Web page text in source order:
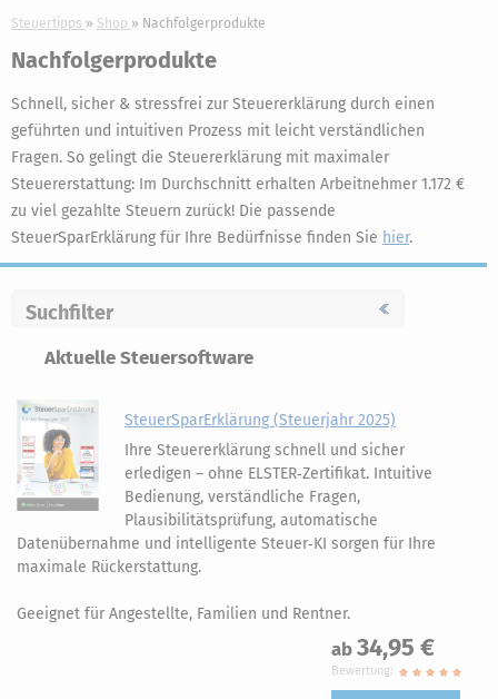
Steuertipps Shop Nachfolgerprodukte
Nachfolgerprodukte
Schnell, sicher & stressfrei zur Steuererklärung durch einen
geführten und intuitiven Prozess mit leicht verständlichen
Fragen. So gelingt die Steuererklärung mit maximaler
Steuererstattung: Im Durchschnitt erhalten Arbeitnehmer 1.172 €
zu viel gezahlte Steuern zurück! Die passende
SteuerSparErklärung für Ihre Bedürfnisse finden Sie hier.
Suchfilter
Aktuelle Steuersoftware
SteuerSparErklärung (Steuerjahr 2025)
Ihre Steuererklärung schnell und sicher
erledigen – ohne ELSTER‑Zertifikat. Intuitive
Bedienung, verständliche Fragen,
Plausibilitätsprüfung, automatische
Datenübernahme und intelligente Steuer‑KI sorgen für Ihre
maximale Rückerstattung.
Geeignet für Angestellte, Familien und Rentner.
ab 34,95 €
Bewertung: